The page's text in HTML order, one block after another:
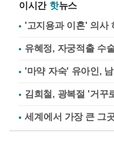
이시간 핫뉴스
'고지용과 이혼' 의사
유혜정, 자궁적출 수
'마약 자숙' 유아인,
김희철, 광복절 '거꾸